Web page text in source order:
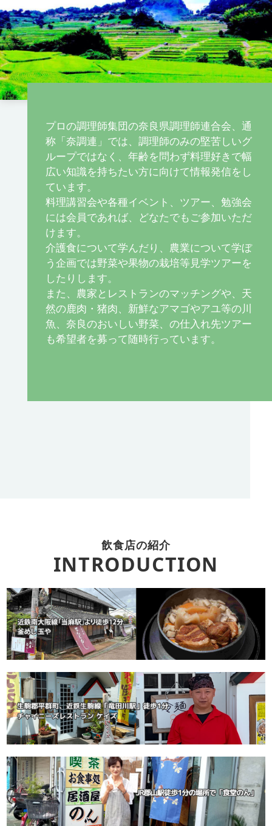
プロの調理師集団の奈良県調理師連合会、通
称「奈調連」では、調理師のみの堅苦しいグ
ループではなく、年齢を問わず料理好きで幅
広い知識を持ちたい方に向けて情報発信をし
ています。
料理講習会や各種イベント、ツアー、勉強会
には会員であれば、どなたでもご参加いただ
けます。
介護食について学んだり、農業について学ぼ
う企画では野菜や果物の栽培等見学ツアーを
したりします。
また、農家とレストランのマッチングや、天
然の鹿肉・猪肉、新鮮なアマゴやアユ等の川
魚、奈良のおいしい野菜、の仕入れ先ツアー
も希望者を募って随時行っています。
飲食店の紹介
INTRODUCTION